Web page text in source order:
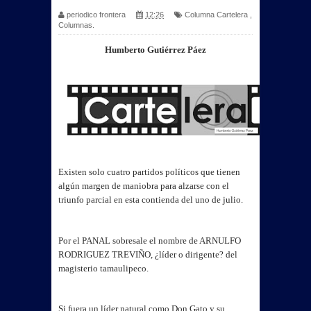
periodico frontera 12:26 Columna Cartelera
Columnas.
Humberto Gutiérrez Páez
Existen solo cuatro partidos políticos que tienen
algún margen de maniobra para alzarse con el
triunfo parcial en esta contienda del uno de julio.
Por el PANAL sobresale el nombre de ARNULFO
RODRIGUEZ TREVIÑO, ¿líder o dirigente? del
magisterio tamaulipeco.
Si fuera un líder natural como Don Gato y su